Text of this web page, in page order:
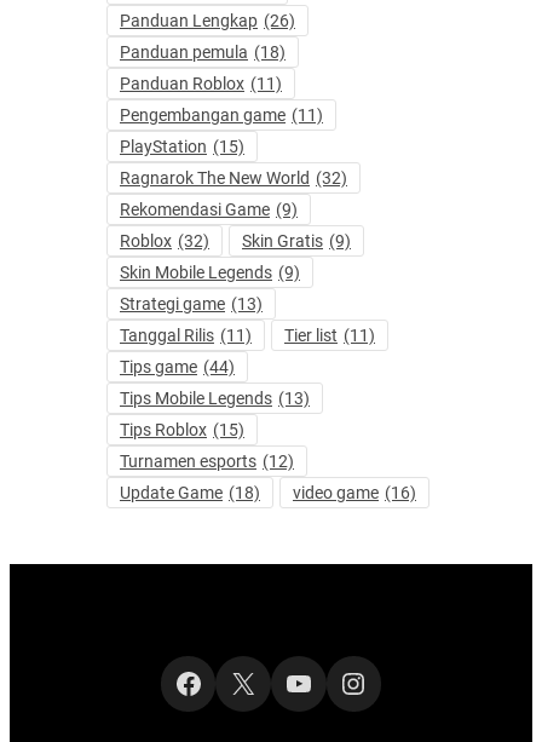
Panduan Lengkap (26)
Panduan pemula (18)
Panduan Roblox (11)
Pengembangan game (11)
PlayStation (15)
Ragnarok The New World (32)
Rekomendasi Game (9)
Roblox (32) Skin Gratis (9)
Skin Mobile Legends (9)
Strategi game (13)
Tanggal Rilis (11) Tier list (11)
Tips game (44)
Tips Mobile Legends (13)
Tips Roblox (15)
Turnamen esports (12)
Update Game (18) video game (16)
Facebook
X YouTubeInstagram